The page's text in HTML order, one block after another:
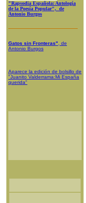
"Rapsodia Española: Antología
de la Poesía Popular", de
Antonio Burgos
Gatos sin Fronteras" , de
Antonio Burgos
Aparece la edición de bolsillo de
"Juanito Valderrama:Mi España
querida"